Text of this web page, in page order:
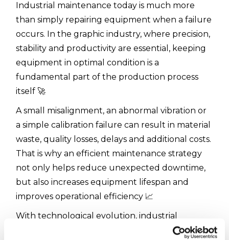
Industrial maintenance today is much more
than simply repairing equipment when a failure
occurs. In the graphic industry, where precision,
stability and productivity are essential, keeping
equipment in optimal condition is a
fundamental part of the production process
itself 🚀
A small misalignment, an abnormal vibration or
a simple calibration failure can result in material
waste, quality losses, delays and additional costs.
That is why an efficient maintenance strategy
not only helps reduce unexpected downtime,
but also increases equipment lifespan and
improves operational efficiency 📈
With technological evolution, industrial
maintenance has also become smarter. Today,